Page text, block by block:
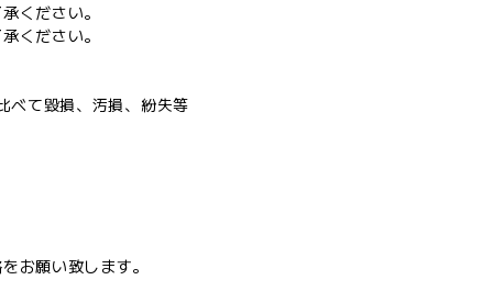
ください。
ください。
べて毀損、汚損、紛失等
お願い致します。